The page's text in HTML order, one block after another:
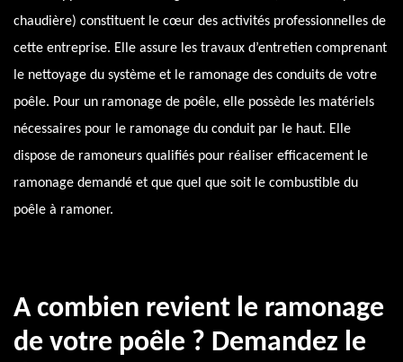
chaudière) constituent le cœur des activités professionnelles de
cette entreprise. Elle assure les travaux d’entretien comprenant
le nettoyage du système et le ramonage des conduits de votre
poêle. Pour un ramonage de poêle, elle possède les matériels
nécessaires pour le ramonage du conduit par le haut. Elle
dispose de ramoneurs qualifiés pour réaliser efficacement le
ramonage demandé et que quel que soit le combustible du
poêle à ramoner.
A combien revient le ramonage
de votre poêle ? Demandez le